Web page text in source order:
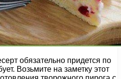
обязательно придется по
Возьмите на заметку этот